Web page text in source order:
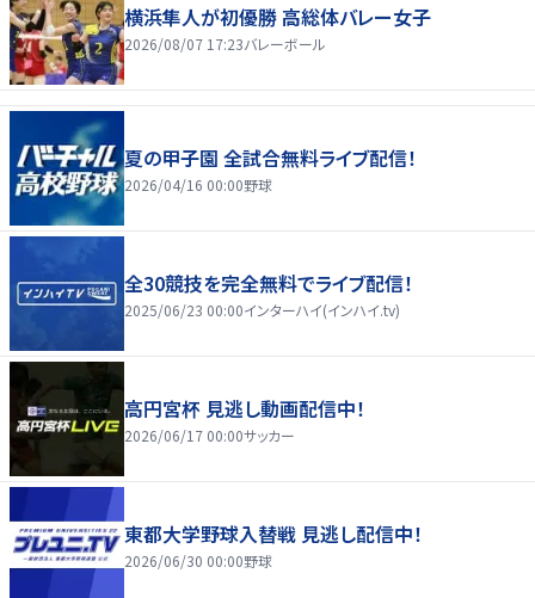
横浜隼人が初優勝 高総体バレー女子
2026/08/07 17:23バレーボール
夏の甲子園 全試合無料ライブ配信！
2026/04/16 00:00野球
全30競技を完全無料でライブ配信！
2025/06/23 00:00インターハイ(インハイ.tv)
高円宮杯 見逃し動画配信中！
2026/06/17 00:00サッカー
東都大学野球入替戦 見逃し配信中！
2026/06/30 00:00野球